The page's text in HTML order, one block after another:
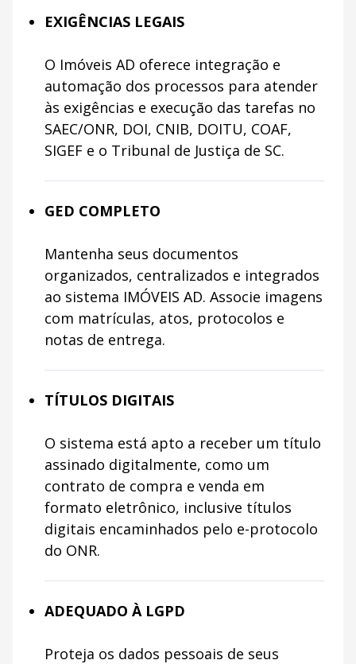
EXIGÊNCIAS LEGAIS
O Imóveis AD oferece integração e
automação dos processos para atender
às exigências e execução das tarefas no
SAEC/ONR, DOI, CNIB, DOITU, COAF,
SIGEF e o Tribunal de Justiça de SC.
GED COMPLETO
Mantenha seus documentos
organizados, centralizados e integrados
ao sistema IMÓVEIS AD. Associe imagens
com matrículas, atos, protocolos e
notas de entrega.
TÍTULOS DIGITAIS
O sistema está apto a receber um título
assinado digitalmente, como um
contrato de compra e venda em
formato eletrônico, inclusive títulos
digitais encaminhados pelo e-protocolo
do ONR.
ADEQUADO À LGPD
Proteja os dados pessoais de seus